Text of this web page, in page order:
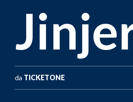
da TICKETONE